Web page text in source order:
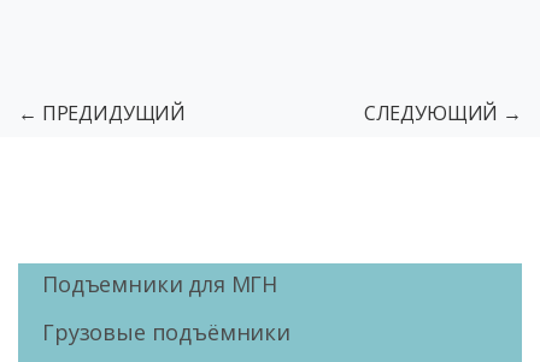
← ПРЕДИДУЩИЙ СЛЕДУЮЩИЙ →
Подъемники для МГН
Грузовые подъёмники